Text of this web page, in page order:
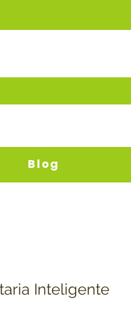
Blog
Inteligente